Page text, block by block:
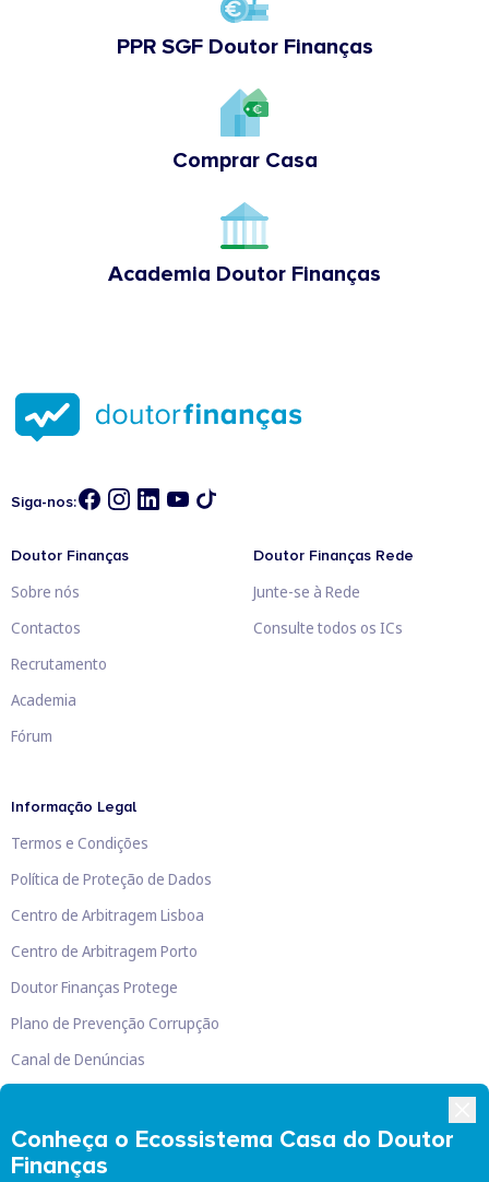
PPR SGF Doutor Finanças
Comprar Casa
Academia Doutor Finanças
Conheça o Ecossistema Casa do Doutor
Finanças
Siga-nos:
Doutor Finanças
Sobre nós
Contactos
Recrutamento
Academia
Fórum
Doutor Finanças Rede
Junte-se à Rede
Consulte todos os ICs
Informação Legal
Termos e Condições
Política de Proteção de Dados
Centro de Arbitragem Lisboa
Centro de Arbitragem Porto
Doutor Finanças Protege
Plano de Prevenção Corrupção
Canal de Denúncias